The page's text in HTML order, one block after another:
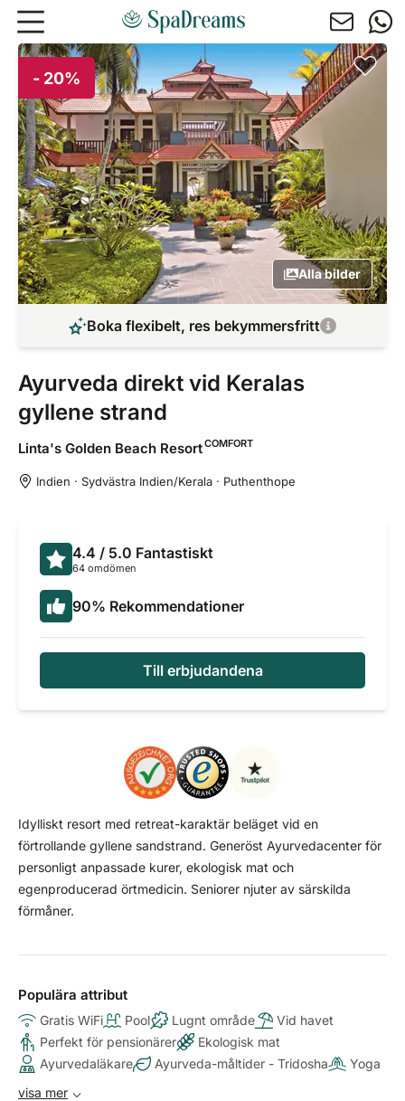
Hoppa till huvudinnehåll
- 20%
Alla bilder
Boka flexibelt, res bekymmersfritt
Ayurveda direkt vid Keralas
gyllene strand
Linta's Golden Beach ResortCOMFORT
Indien · Sydvästra Indien/Kerala · Puthenthope
4.4 / 5.0 Fantastiskt
64 omdömen
90% Rekommendationer
Till erbjudandena
Idylliskt resort med retreat-karaktär beläget vid en
förtrollande gyllene sandstrand. Generöst Ayurvedacenter för
personligt anpassade kurer, ekologisk mat och
egenproducerad örtmedicin. Seniorer njuter av särskilda
förmåner.
Populära attribut
Gratis WiFi Pool Lugnt område
Vid havet
Perfekt för pensionärer
Ekologisk mat
Ayurvedaläkare
Ayurveda-måltider - Tridosha
Yoga
visa mer